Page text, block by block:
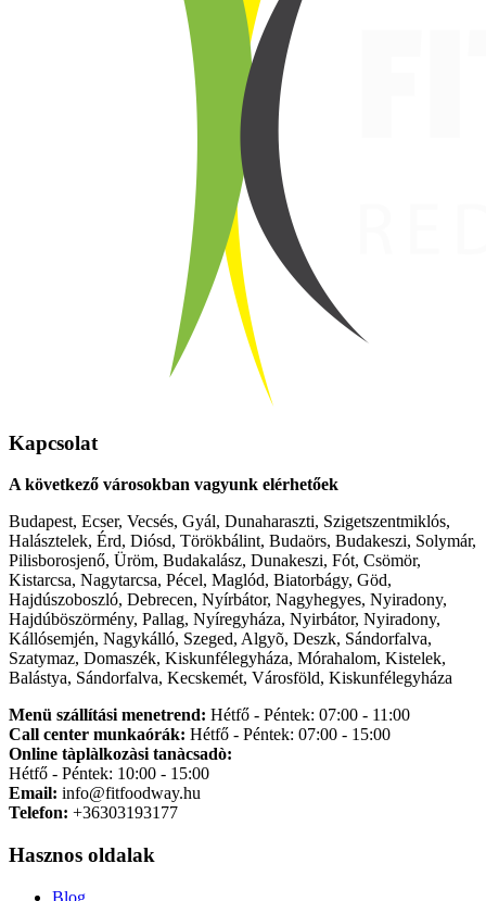
Kapcsolat
A következő városokban vagyunk elérhetőek
Budapest, Ecser, Vecsés, Gyál, Dunaharaszti, Szigetszentmiklós,
Halásztelek, Érd, Diósd, Törökbálint, Budaörs, Budakeszi, Solymár,
Pilisborosjenő, Üröm, Budakalász, Dunakeszi, Fót, Csömör,
Kistarcsa, Nagytarcsa, Pécel, Maglód, Biatorbágy, Göd,
Hajdúszoboszló, Debrecen, Nyírbátor, Nagyhegyes, Nyiradony,
Hajdúböszörmény, Pallag, Nyíregyháza, Nyirbátor, Nyiradony,
Kállósemjén, Nagykálló, Szeged, Algyõ, Deszk, Sándorfalva,
Szatymaz, Domaszék, Kiskunfélegyháza, Mórahalom, Kistelek,
Balástya, Sándorfalva, Kecskemét, Városföld, Kiskunfélegyháza
Menü szállítási menetrend: Hétfő - Péntek: 07:00 - 11:00
Call center munkaórák: Hétfő - Péntek: 07:00 - 15:00
Online tàplàlkozàsi tanàcsadò:
Hétfő - Péntek: 10:00 - 15:00
Email: info@fitfoodway.hu
Telefon: +36303193177
Hasznos oldalak
Blog